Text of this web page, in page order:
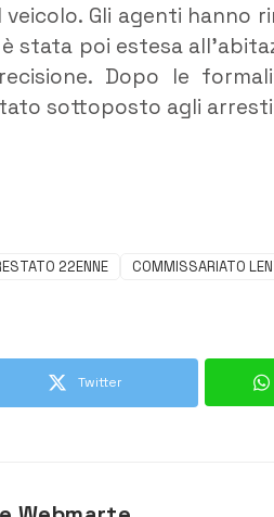
Gli agenti hanno
stata poi estesa
Dopo le
sottoposto agli
22ENNE COMMISSARIATO
Twitter